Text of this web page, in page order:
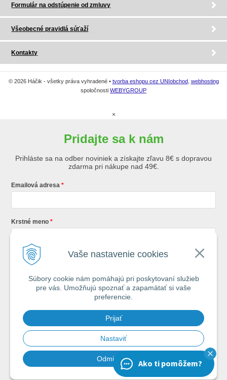
Vaše nastavenie cookies
Súbory cookie nám pomáhajú pri poskytovaní služieb
pre vás. Umožňujú spoznať a zapamätať si vaše
preferencie.
Prijať
Nastaviť
Odmietnuť
Formulár na odstúpenie od zmluvy
Všeobecné pravidlá súťaží
Kontakty
© 2026 Háčik - všetky práva vyhradené • tvorba eshopu cez UNIobchod, webhosting
spoločnosti WEBYGROUP
×
Pridajte sa k nám
Prihláste sa na odber noviniek a získajte zľavu 8€ s dopravou
zdarma pri nákupe nad 49€.
Emailová adresa
Krstné meno
Registráciou súhlasíte so
Každý týždeň si od nás nájdete v schránke : 1x Rybársky Poradca a 1x
akčná ponuka. 1x mesačne prehľad nových článkov z nášho blogu.
Ochrana vašich osobných údajov je pre nás na 1. mieste.Zoznámte sa s
našimi zásadami spracovania osobných údajov
Chcem odoberaťAko ti pomôžem?